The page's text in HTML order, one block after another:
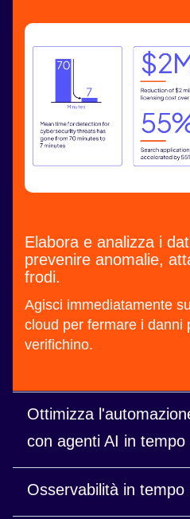
Elabora e analizza i
prevenire anomalie,
frodi.
Agisci immediatamente
cloud per fermare i danni
verifichino.
Ottimizza
con agenti AI in tempo
Invia immediatamente il
Osservabilità in tempo